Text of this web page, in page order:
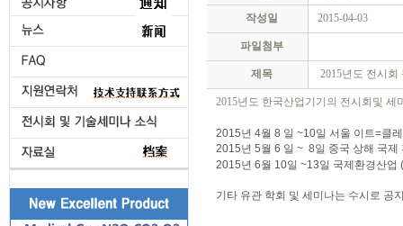
작성일 2015-04-03
파일첨부
제목 2015년도 전시회
2015년도 한국산업기기의 전시회및 세
2015년 4월 8 일 ~10일 서울 이트=클
2015년 5월 6 일 ~ 8일 중국 상해 국
2015년 6월 10일 ~13일 국제환경산업
기타 유관 학회 및 세미나는 수시로 공